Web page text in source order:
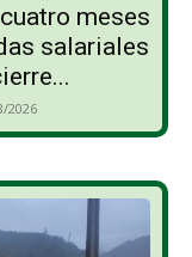
meses
salariales
2026